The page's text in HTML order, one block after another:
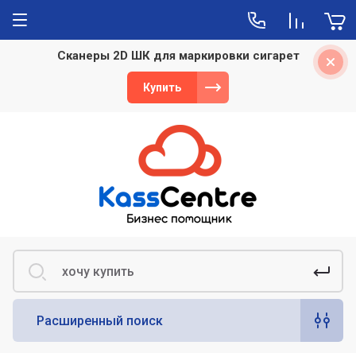
Полезная информация
Как автоматизировать магазин: какое
Автоматизация кафе и ресторана:
касса, учет, POS-оборудование и
система вызова персонала
Как выбрать сканер штрихкодов для
товаров
Как выбрать 1С для бизнеса:
торговли и управления компанией
Сканеры 2D ШК для маркировки сигарет
Купить
Расширенный поиск